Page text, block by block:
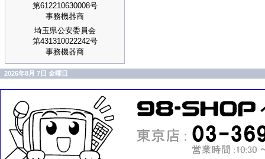
第612210630008号
事務機器商
埼玉県公安委員会
第431310022242号
事務機器商
2026年8月 7日 金曜日